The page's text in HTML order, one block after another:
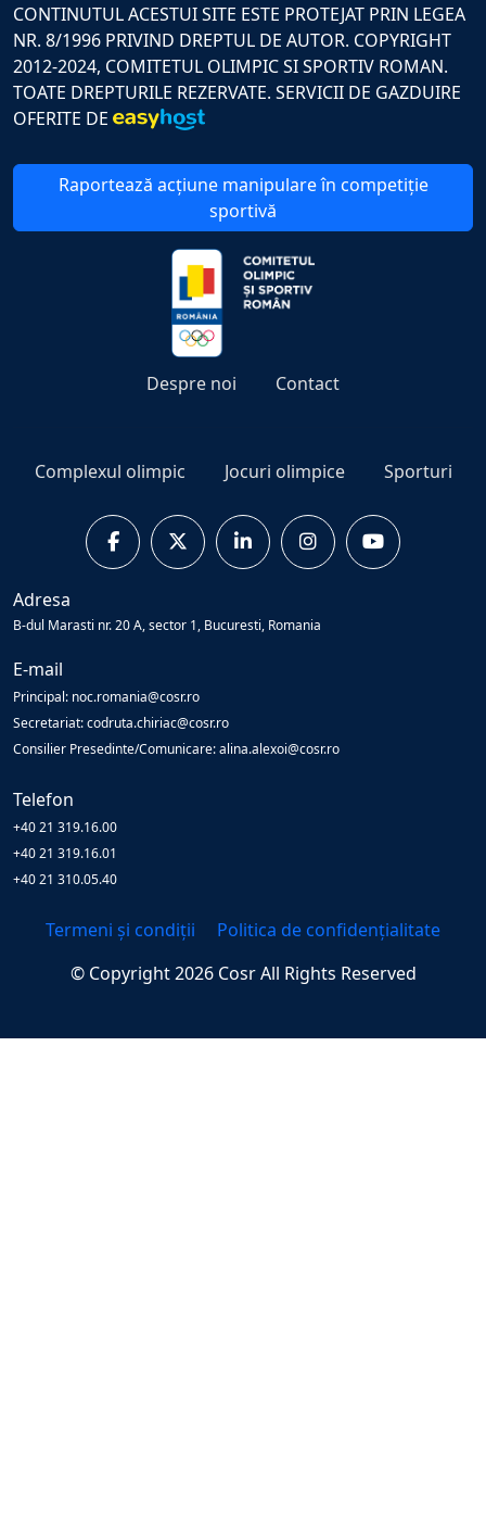
CONTINUTUL ACESTUI SITE ESTE PROTEJAT PRIN LEGEA
NR. 8/1996 PRIVIND DREPTUL DE AUTOR. COPYRIGHT
2012-2024, COMITETUL OLIMPIC SI SPORTIV ROMAN.
TOATE DREPTURILE REZERVATE. SERVICII DE GAZDUIRE
OFERITE DE
Raportează acțiune manipulare în competiție
sportivă
Despre noi Contact
Complexul olimpic Jocuri olimpice Sporturi
Adresa
B-dul Marasti nr. 20 A, sector 1, Bucuresti, Romania
E-mail
Principal: noc.romania@cosr.ro
Secretariat: codruta.chiriac@cosr.ro
Consilier Presedinte/Comunicare: alina.alexoi@cosr.ro
Telefon
+40 21 319.16.00
+40 21 319.16.01
+40 21 310.05.40
Termeni și condiții
Politica de confidențialitate
© Copyright2026 CosrAll Rights Reserved